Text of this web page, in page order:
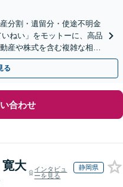
分割・遺留分・使途不明金
ねい」をモットーに、高品
産や株式を含む複雑な相続
る
合わせ
大
インタビュ
ーを見る
静岡県